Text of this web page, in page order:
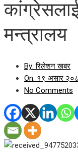
मन्त्रालय
By: रिलेशन खबर
On: १९ असार
No Comments